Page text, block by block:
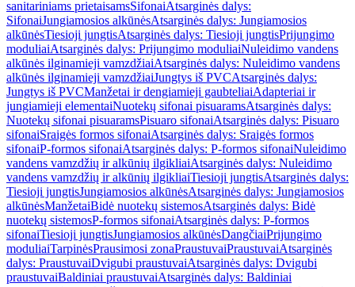
sanitariniams prietaisamsSifonaiAtsarginės dalys:
SifonaiJungiamosios alkūnėsAtsarginės dalys: Jungiamosios
alkūnėsTiesioji jungtisAtsarginės dalys: Tiesioji jungtisPrijungimo
moduliaiAtsarginės dalys: Prijungimo moduliaiNuleidimo vandens
alkūnės ilginamieji vamzdžiaiAtsarginės dalys: Nuleidimo vandens
alkūnės ilginamieji vamzdžiaiJungtys iš PVCAtsarginės dalys:
Jungtys iš PVCManžetai ir dengiamieji gaubteliaiAdapteriai ir
jungiamieji elementaiNuotekų sifonai pisuaramsAtsarginės dalys:
Nuotekų sifonai pisuaramsPisuaro sifonaiAtsarginės dalys: Pisuaro
sifonaiSraigės formos sifonaiAtsarginės dalys: Sraigės formos
sifonaiP-formos sifonaiAtsarginės dalys: P-formos sifonaiNuleidimo
vandens vamzdžių ir alkūnių ilgikliaiAtsarginės dalys: Nuleidimo
vandens vamzdžių ir alkūnių ilgikliaiTiesioji jungtisAtsarginės dalys:
Tiesioji jungtisJungiamosios alkūnėsAtsarginės dalys: Jungiamosios
alkūnėsManžetaiBidė nuotekų sistemosAtsarginės dalys: Bidė
nuotekų sistemosP-formos sifonaiAtsarginės dalys: P-formos
sifonaiTiesioji jungtisJungiamosios alkūnėsDangčiaiPrijungimo
moduliaiTarpinėsPrausimosi zonaPraustuvaiPraustuvaiAtsarginės
dalys: PraustuvaiDvigubi praustuvaiAtsarginės dalys: Dvigubi
praustuvaiBaldiniai praustuvaiAtsarginės dalys: Baldiniai